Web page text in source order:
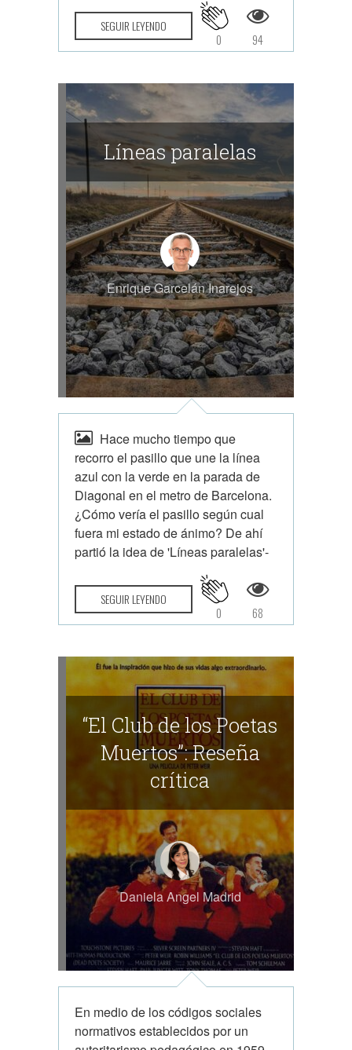
SEGUIR LEYENDO
94
0
Líneas paralelas
Enrique Garcelán Inarejos
Hace mucho tiempo que
recorro el pasillo que une la línea
azul con la verde en la parada de
Diagonal en el metro de Barcelona.
¿Cómo vería el pasillo según cual
fuera mi estado de ánimo? De ahí
partió la idea de 'Líneas paralelas'-
SEGUIR LEYENDO
68
0
“El Club de los Poetas
Muertos”: Reseña
crítica
Daniela Angel Madrid
En medio de los códigos sociales
normativos establecidos por un